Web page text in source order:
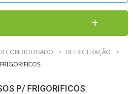
CONDICIONADO > REFRIGERAÇÃO
>
P/ FRIGORIFICOS